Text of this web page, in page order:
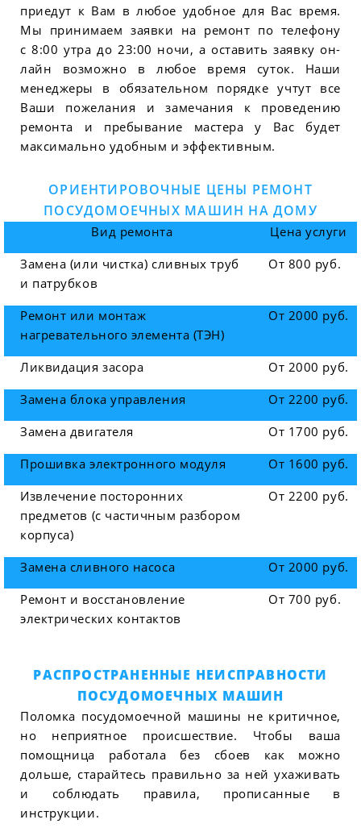
приедут к Вам в любое удобное для Вас время.
Мы принимаем заявки на ремонт по телефону
с 8:00 утра до 23:00 ночи, а оставить заявку он-
лайн возможно в любое время суток. Наши
менеджеры в обязательном порядке учтут все
Ваши пожелания и замечания к проведению
ремонта и пребывание мастера у Вас будет
максимально удобным и эффективным.
ОРИЕНТИРОВОЧНЫЕ ЦЕНЫ РЕМОНТ
ПОСУДОМОЕЧНЫХ МАШИН НА ДОМУ
Вид ремонта
Цена услуги
Замена (или чистка) сливных труб
и патрубков
От 800 руб.
Ремонт или монтаж
нагревательного элемента (ТЭН)
От 2000 руб.
Ликвидация засора
От 2000 руб.
Замена блока управления
От 2200 руб.
Замена двигателя
От 1700 руб.
Прошивка электронного модуля
От 1600 руб.
Извлечение посторонних
предметов (с частичным разбором
корпуса)
От 2200 руб.
Замена сливного насоса
От 2000 руб.
Ремонт и восстановление
электрических контактов
От 700 руб.
РАСПРОСТРАНЕННЫЕ НЕИСПРАВНОСТИ
ПОСУДОМОЕЧНЫХ МАШИН
Поломка посудомоечной машины не критичное,
но неприятное происшествие. Чтобы ваша
помощница работала без сбоев как можно
дольше, старайтесь правильно за ней ухаживать
и соблюдать правила, прописанные в
инструкции.